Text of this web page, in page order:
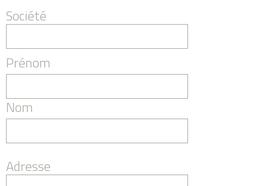
Société
Prénom
Nom
Adresse